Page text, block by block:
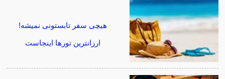
هیچی سفر تابستونی نمیشه!
ارزانترین تورها اینجاست